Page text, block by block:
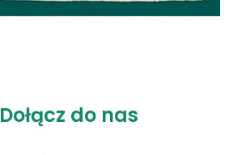
Dołącz do nas